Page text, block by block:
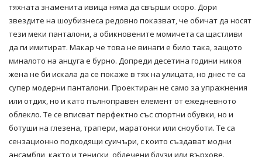
тяхната знаменита ивица няма да свърши скоро. Дори
звездите на шоубизнеса редовно показват, че обичат да носят
тези меки панталони, а обикновените момичета са щастливи
да ги имитират. Макар че това не винаги е било така, защото
миналото на анцуга е бурно. Допреди десетина години никоя
жена не би искала да се покаже в тях на улицата, но днес те са
супер модерни панталони. Проектиран не само за упражнения
или отдих, но и като пълноправен елемент от ежедневното
облекло. Те се вписват перфектно със спортни обувки, но и
ботуши на глезена, трапери, маратонки или сноуботи. Те са
сензационно подходящи суичъри, с които създават модни
ансамбли, както и тениски, облечени блузи или върхове.